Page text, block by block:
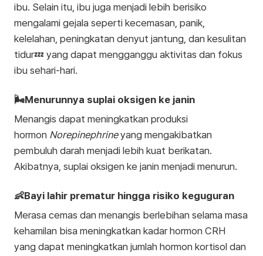
ibu. Selain itu, ibu juga menjadi lebih berisiko
mengalami gejala seperti kecemasan, panik,
kelelahan, peningkatan denyut jantung, dan kesulitan
tidur💤 yang dapat mengganggu aktivitas dan fokus
ibu sehari-hari.
🌬️Menurunnya suplai oksigen ke janin
Menangis dapat meningkatkan produksi
hormon Norepinephrineyang mengakibatkan
pembuluh darah menjadi lebih kuat berikatan.
Akibatnya, suplai oksigen ke janin menjadi menurun.
👶Bayi lahir prematur hingga risiko keguguran
Merasa cemas dan menangis berlebihan selama masa
kehamilan bisa meningkatkan kadar hormon CRH
yang dapat meningkatkan jumlah hormon kortisol dan